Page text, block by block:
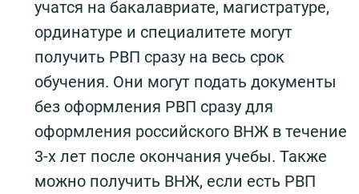
учатся на бакалавриате, магистратуре,
ординатуре и специалитете могут
получить РВП сразу на весь срок
обучения. Они могут подать документы
без оформления РВП сразу для
оформления российского ВНЖ в течение
3-х лет после окончания учебы. Также
можно получить ВНЖ, если есть РВП